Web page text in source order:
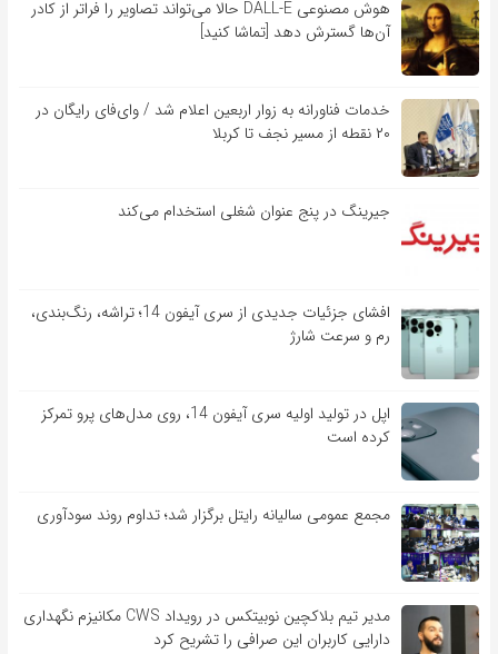
هوش مصنوعی DALL-E حالا می‌تواند تصاویر را فراتر از کادر
آن‌ها گسترش دهد [تماشا کنید]
خدمات فناورانه به زوار اربعین اعلام شد / وای‌فای رایگان در
۲۰ نقطه از مسیر نجف تا کربلا
جیرینگ در پنج عنوان شغلی استخدام می‌کند
افشای جزئیات جدیدی از سری آیفون 14؛ تراشه، رنگ‌بندی،
رم و سرعت شارژ
اپل در تولید اولیه سری آیفون 14، روی مدل‌های پرو تمرکز
کرده است
مجمع عمومی سالیانه رایتل برگزار شد؛ تداوم روند سودآوری
مدیر تیم بلاکچین نوبیتکس در رویداد CWS مکانیزم نگهداری
دارایی کاربران این صرافی را تشریح کرد